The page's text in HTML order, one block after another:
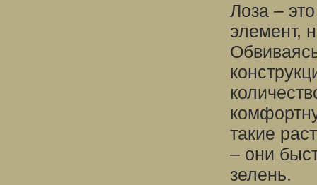
Лоза –
элемент,
такие
– они
зелень.